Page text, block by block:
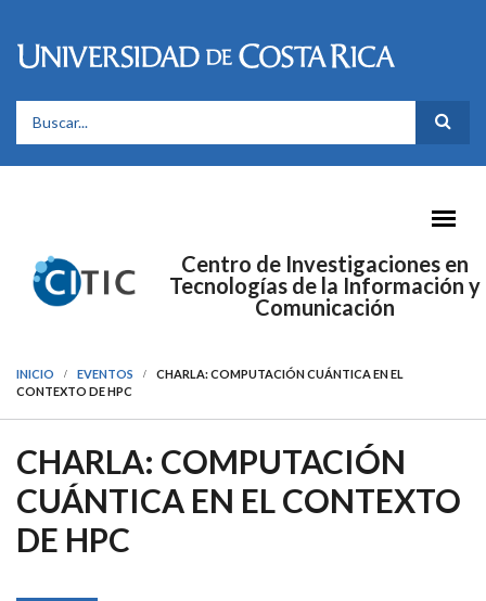
FORMULARIO DE BÚSQUEDA
Centro de Investigaciones en
Tecnologías de la Información y
Comunicación
INICIO EVENTOS
CHARLA: COMPUTACIÓN CUÁNTICA EN EL
CONTEXTO DE HPC
CHARLA: COMPUTACIÓN
CUÁNTICA EN EL CONTEXTO
DE HPC